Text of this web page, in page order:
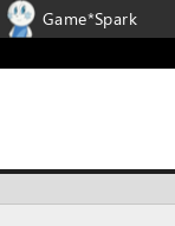
Game*Spark